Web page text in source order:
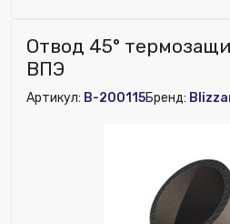
Наличие рекуператора:
Номенклатура:
Муфта
Отвод 45°
ВПЭ
Артикул: B-200115Бренд: